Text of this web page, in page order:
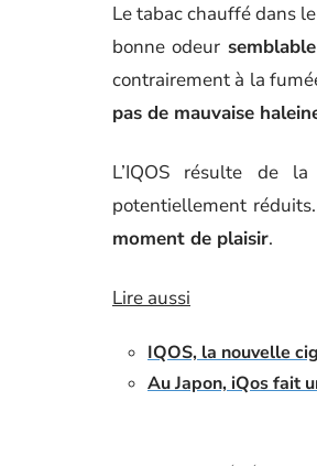
Le tabac chauffé dans
bonne odeur
contrairement à la
pas de mauvaise
L’IQOS résulte de
potentiellement
moment de plaisir.
Lire aussi
IQOS, la nouvelle
Au Japon, iQos fait